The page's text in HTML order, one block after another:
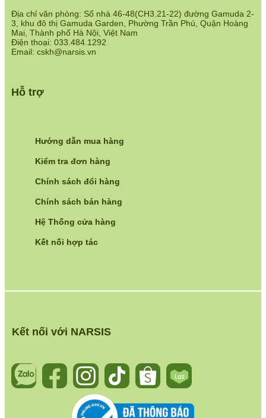
Địa chỉ văn phòng: Số nhà 46-48(CH3.21-22) đường Gamuda 2-
3, khu đô thị Gamuda Garden, Phường Trần Phú, Quận Hoàng
Mai, Thành phố Hà Nội, Việt Nam
Điện thoại: 033.484.1292
Email: cskh@narsis.vn
Hỗ trợ
Kết nối với NARSIS
Hướng dẫn mua hàng
Kiểm tra đơn hàng
Chính sách đổi hàng
Chính sách bán hàng
Hệ Thống cửa hàng
Kết nối hợp tác